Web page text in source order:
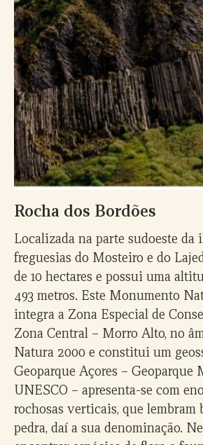
Rocha dos Bordões
Localizada na parte sudoeste da
freguesias do Mosteiro e do
de 10 hectares e possui uma
493 metros. Este Monumento
integra a Zona Especial de
Zona Central – Morro Alto, no
Natura 2000 e constitui um
Geoparque Açores – Geoparque
UNESCO – apresenta-se com
rochosas verticais, que lembram
pedra, daí a sua denominação.